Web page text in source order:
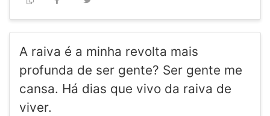
A raiva é a minha revolta mais
profunda de ser gente? Ser gente me
cansa. Há dias que vivo da raiva de
viver.